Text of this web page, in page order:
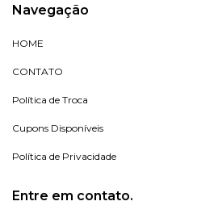
Navegação
HOME
CONTATO
Política de Troca
Cupons Disponíveis
Política de Privacidade
Entre em contato.